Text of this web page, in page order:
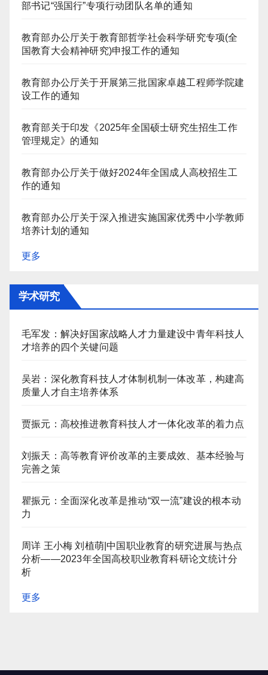
部书记“强国行”专项行动团队名单的通知
教育部办公厅关于教育部哲学社会科学研究专项(全
国教育大会精神研究)申报工作的通知
教育部办公厅关于开展第三批国家卓越工程师学院建
设工作的通知
教育部关于印发《2025年全国硕士研究生招生工作
管理规定》的通知
教育部办公厅关于做好2024年全国成人高校招生工
作的通知
教育部办公厅关于深入推进实施国家优秀中小学教师
培养计划的通知
更多
学术研究
毛军发：解决好国家战略人才力量建设中青年科技人
才培养的四个关键问题
吴岩：深化教育科技人才体制机制一体改革，构建高
质量人才自主培养体系
贾振元：高校推进教育科技人才一体化改革的着力点
刘振天：高等教育评价改革的主要成效、基本经验与
完善之策
瞿振元：全面深化改革是推动“双一流”建设的根本动
力
周详 王小梅 刘植萌|中国职业教育的研究进展与热点
分析——2023年全国高校职业教育科研论文统计分
析
更多